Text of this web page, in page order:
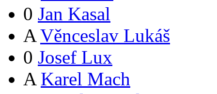
0 Jan Kasal
A Věnceslav Lukáš
0 Josef Lux
A Karel Mach